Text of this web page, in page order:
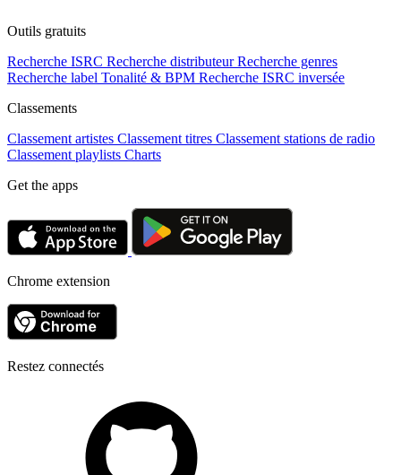
Outils gratuits
Recherche ISRC Recherche distributeur Recherche genres
Recherche label Tonalité & BPM Recherche ISRC inversée
Classements
Classement artistes Classement titres Classement stations de radio
Classement playlists Charts
Get the apps
Chrome extension
Restez connectés